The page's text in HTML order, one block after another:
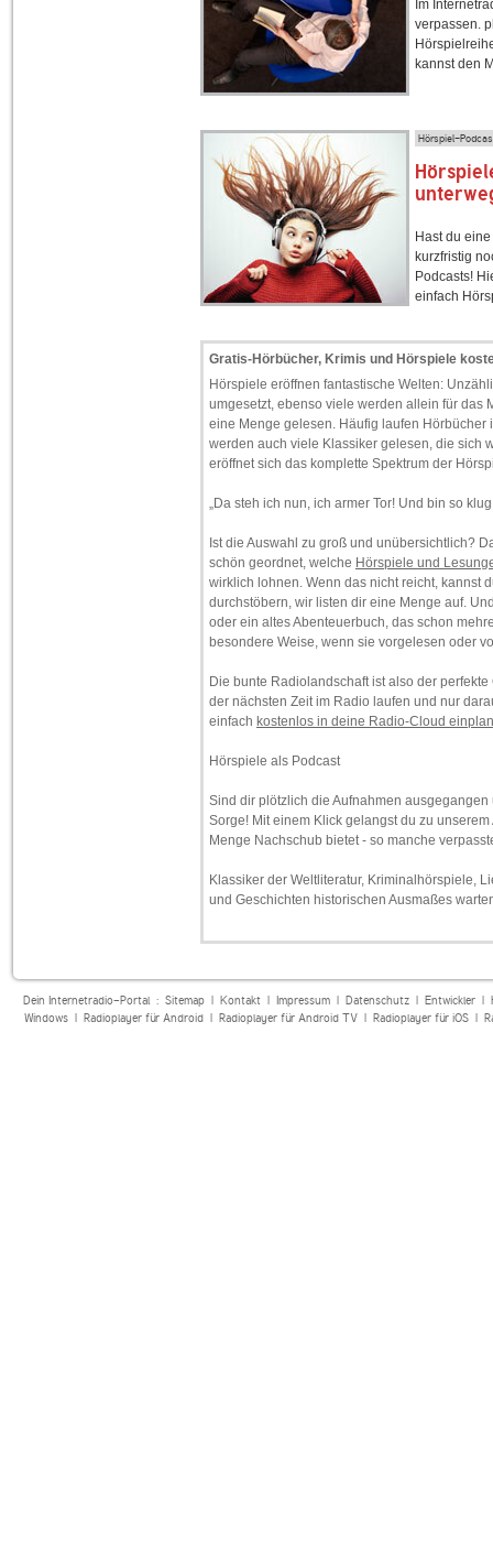
Im
verpassen.
kannst den
Hörspiel-
Hast du
kurzfristig
Podcasts!
einfach
Gratis-Hörbücher, Krimis und Hörspiele
Hörspiele eröffnen fantastische Welten:
umgesetzt, ebenso viele werden allein für das
eine Menge gelesen. Häufig laufen
werden auch viele Klassiker gelesen, die sich
eröffnet sich das komplette Spektrum der
„Da steh ich nun, ich armer Tor! Und bin so
Ist die Auswahl zu groß und unübersichtlich?
schön geordnet, welche Hörspiele und
wirklich lohnen. Wenn das nicht reicht, kannst
durchstöbern, wir listen dir eine Menge auf.
oder ein altes Abenteuerbuch, das schon
besondere Weise, wenn sie vorgelesen oder
Die bunte Radiolandschaft ist also der
der nächsten Zeit im Radio laufen und nur
einfach kostenlos in deine Radio-Cloud
Hörspiele als Podcast
Sind dir plötzlich die Aufnahmen
Sorge! Mit einem Klick gelangst du zu unserem
Menge Nachschub bietet - so manche
Klassiker der Weltliteratur, Kriminalhörspiele,
und Geschichten historischen Ausmaßes
Dein Internetradio-Portal : Sitemap| Kontakt| Impressum| Datenschutz| Entwickler|
Windows| Radioplayer für Android| Radioplayer für Android TV| Radioplayer für iOS|